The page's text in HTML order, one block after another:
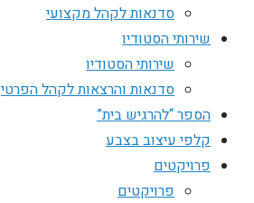
סדנאות לקהל מקצועי
שירותי הסטודיו
שירותי הסטודיו
סדנאות והרצאות לקהל הפרטי
הספר “להרגיש בית”
קלפי עיצוב בצבע
פרויקטים
פרויקטים